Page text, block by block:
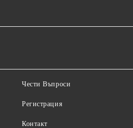
Чести Въпроси
Регистрация
Контакт